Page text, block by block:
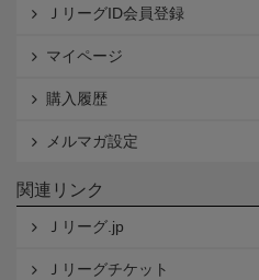
ＪリーグID会員登録
マイページ
購入履歴
メルマガ設定
関連リンク
Ｊリーグ.jp
Ｊリーグチケット